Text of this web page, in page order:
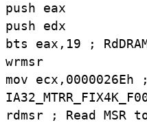
push eax
push edx
bts eax,19 ;
wrmsr
mov ecx,0000026Eh
rdmsr ; Read MSR to